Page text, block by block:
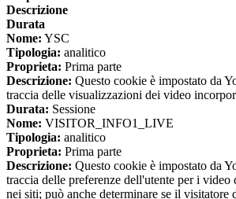
Descrizione
Durata
Nome: YSC
Tipologia: analitico
Proprieta: Prima parte
Descrizione: Questo cookie è impostato da
traccia delle visualizzazioni dei video
Durata: Sessione
Nome: VISITOR_INFO1_LIVE
Tipologia: analitico
Proprieta: Prima parte
Descrizione: Questo cookie è impostato da
traccia delle preferenze dell'utente per i video
nei siti; può anche determinare se il visitatore